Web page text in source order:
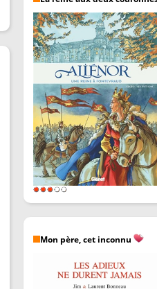
Mon père, cet inconnu